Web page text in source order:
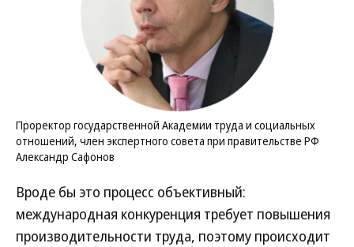
Проректор государственной Академии труда и социальных
отношений, член экспертного совета при правительстве РФ
Александр Сафонов
Вроде бы это процесс объективный:
международная конкуренция требует повышения
производительности труда, поэтому происходит